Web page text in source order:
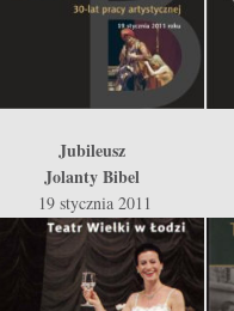
Jubileusz
Jolanty Bibel
19 stycznia 2011